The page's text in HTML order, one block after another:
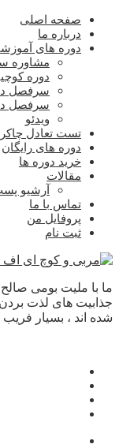
صفحه اصلی
درباره ما
دوره های
مشاوره
دوره
سرفصل
سرفصل
ویدئو
تست تعادل
دوره های رایگان
خرید دوره ها
مقالات
آرشیو
تماس با ما
پروفایل من
ثبت نام
ما با ملیت بومی
جذابیت های لذت بردن
شده اند ، بسیار